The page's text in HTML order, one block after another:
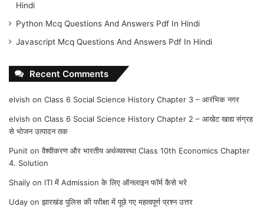
Hindi
Python Mcq Questions And Answers Pdf In Hindi
Javascript Mcq Questions And Answers Pdf In Hindi
Recent Comments
elvish on Class 6 Social Science History Chapter 3 – आरंभिक नगर
elvish on Class 6 Social Science History Chapter 2 – आखेट खाद्य संग्रह
से भोजन उत्पादन तक
Punit onवैश्वीकरण और भारतीय अर्थव्यवस्था Class 10th Economics Chapter
4. Solution
Shaily on ITI में Admission के लिए ऑनलाइन फॉर्म कैसे भरे
Uday onझारखंड पुलिस की परीक्षा में पूछे गए महत्वपूर्ण प्रश्न उत्तर